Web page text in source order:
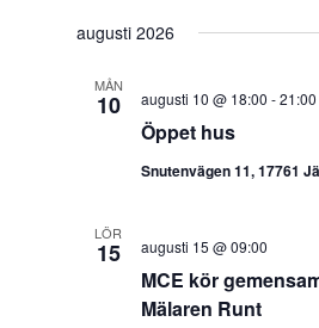
datum.
augusti 2026
MÅN
10
Öppet hus
augusti 10 @ 18:00 -21:00
Snutenvägen 11, 17761
LÖR
15
MCE kör
Mälaren Runt
augusti 15 @ 09:00